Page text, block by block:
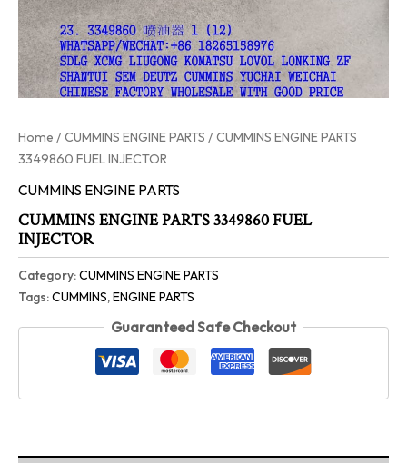
Home /CUMMINS ENGINE PARTS / CUMMINS ENGINE PARTS
3349860 FUEL INJECTOR
CUMMINS ENGINE PARTS
CUMMINS ENGINE PARTS 3349860 FUEL
INJECTOR
Category:CUMMINS ENGINE PARTS
Tags:CUMMINS,ENGINE PARTS
Guaranteed Safe Checkout